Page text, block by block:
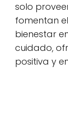
solo
fomentan
bienestar
cuidado,
positiva y